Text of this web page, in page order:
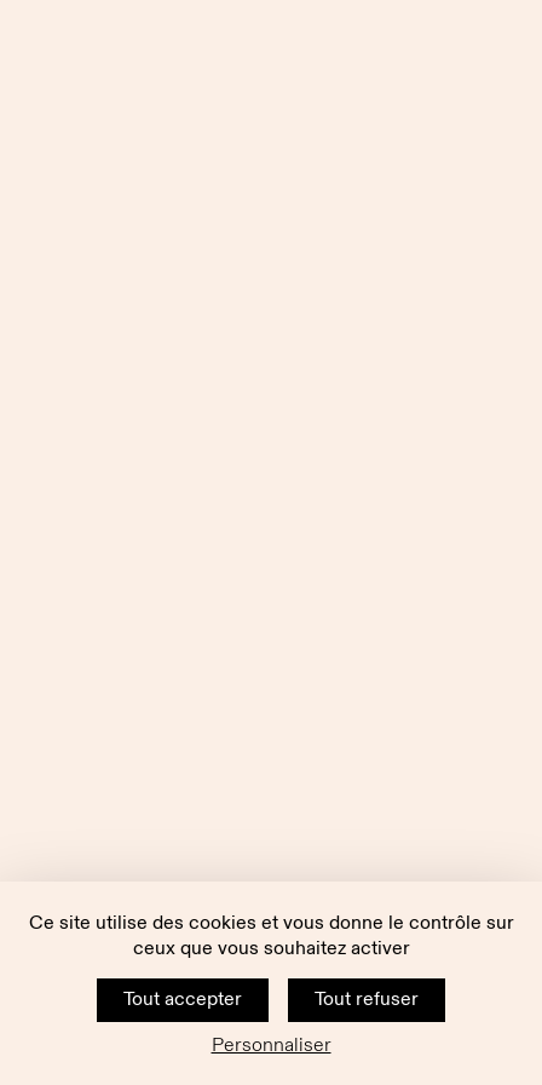
Ce site utilise des cookies et vous donne le contrôle sur
ceux que vous souhaitez activer
Tout accepter
Tout refuser
Personnaliser